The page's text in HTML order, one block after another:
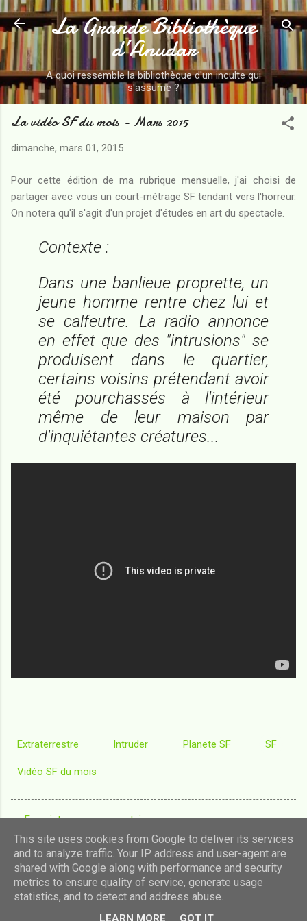
Accéder au contenu principal
La Grande Bibliothèque
d’Anudar
A quoi ressemble la bibliothèque d'un inculte qui
s'assume ?
La vidéo SF du mois - Mars 2015
dimanche, mars 01, 2015
Pour cette édition de ma rubrique mensuelle, j'ai choisi de
partager avec vous un court-métrage SF tendant vers l'horreur.
On notera qu'il s'agit d'un projet d'études en art du spectacle.
Contexte :
Dans une banlieue proprette, un
jeune homme rentre chez lui et
se calfeutre. La radio annonce
en effet que des "intrusions" se
produisent dans le quartier,
certains voisins prétendant avoir
été pourchassés à l'intérieur
même de leur maison par
d'inquiétantes créatures...
Extraterrestre Intruder Planete SF SF
Vidéo SF du mois
C
o
m
m
Enregistrer un commentaire
Fourni par Blogger
This site uses cookies from Google to deliver its services
and to analyze traffic. Your IP address and user-agent are
shared with Google along with performance and security
metrics to ensure quality of service, generate usage
statistics, and to detect and address abuse.
LEARN MORE GOT IT